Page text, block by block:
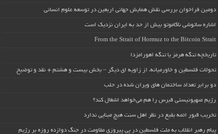
دومین فراخوان بررسی نقش همایش جهانی اربعین در توسعه علوم انسانی
اشاره ساتوشی ناکاموتو بیش از حد به ایران نزدیک است
From the Strait of Hormuz to the Bitcoin Strait
تاریخچه تنگه هرمز یا تنگه اهورامزدا
تحولات فلسطین و خاورمیانه، از زاویه ای دیگر – بخش بیست و هشتم + نقد و توضیح
دو برابر تعداد ساختمان های ویران شده در حلب
رژیم صهیونیستی قبرس را هم می‌خواهد اشغال کند؟
تخریب قبور ائمه بقیع در نظر اهل سنت هیچ مبنایی ندارد
پیام رهبر انقلاب به ملت فلسطین در پی پیروزی مقاومت در جنگ دوازده روزه بر رژیم